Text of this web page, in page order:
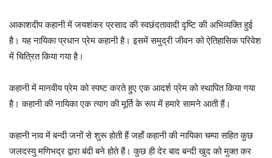
आकाशदीप कहानी में जयशंकर प्रसाद की स्वछंदतावादी दृष्टि की अभिव्यक्ति हुई
है। यह नायिका प्रधान प्रेम कहानी है। इसमें समुद्री जीवन को ऐतिहासिक परिवेश
में चित्रित किया गया है।
कहानी में मानवीय प्रेम को स्पष्ट करते हुए एक आदर्श प्रेम को स्थापित किया गया
है। कहानी की नायिका एक त्याग की मूर्ति के रूप में हमारे सामने आती हैं।
कहानी नाव में बन्दी जनों से शुरू होती हैं जहाँ कहानी की नायिका चम्पा सहित कुछ
जलदस्यु मणिभद्र द्वारा बंदी बने होते हैं। कुछ ही देर बाद बन्दी खुद को मुक्त कर